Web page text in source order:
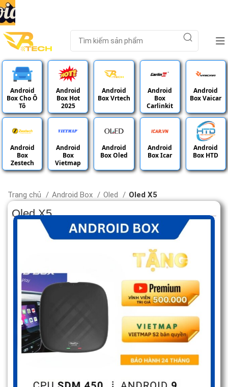
Android
Box Cho Ô
Tô
Android
Box Hot
2025
Android
Box Vrtech
Android
Box
Carlinkit
Android
Box Vaicar
Android
Box
Zestech
Android
Box
Vietmap
Android
Box Oled
Android
Box Icar
Android
Box HTD
Trang chủ Android Box Oled Oled X5
Oled X5